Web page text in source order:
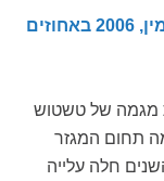
תרשים 2: מועסקים לפי ענף כלכלי ולפי מין, 2006 באחוזים
מגמה של טשטוש
תחום המגזר
חלה עלייה